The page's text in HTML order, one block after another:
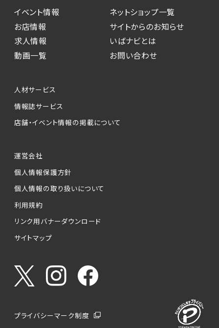
イベント情報
お店情報
求人情報
動画一覧
ネットショップ一覧
サイトからのお知らせ
いばナビとは
お問い合わせ
人材サービス
情報誌サービス
店舗・イベント情報の掲載について
運営会社
個人情報保護方針
個人情報の取り扱いについて
利用規約
リンク用バナーダウンロード
サイトマップ
プライバシーマーク制度